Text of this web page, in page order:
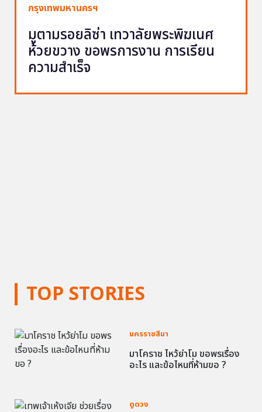
TOP STORIES
นครราชสีมา
มาโคราช ไหว้ย่าโม ขอพรเรื่อง
อะไร และข้อไหนที่ห้ามขอ ?
ดูดวง
กรุงเทพมหานครฯ
มูตามรอยลิซ่า เทวาลัยพระพิฆเนศ
ห้วยขวาง ขอพรการงาน การเรียน
ความสำเร็จ